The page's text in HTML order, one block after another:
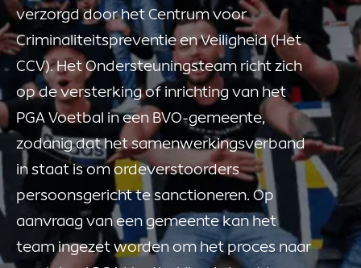
verzorgd door het Centrum voor
Criminaliteitspreventie en Veiligheid (Het
CCV). Het Ondersteuningsteam richt zich
op de versterking of inrichting van het
PGA Voetbal in een BVO-gemeente,
zodanig dat het samenwerkingsverband
in staat is om ordeverstoorders
persoonsgericht te sanctioneren. Op
aanvraag van een gemeente kan het
team ingezet worden om het proces naar